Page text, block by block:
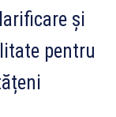
și
pentru